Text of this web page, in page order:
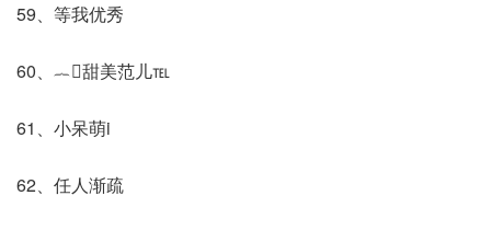
59、等我优秀
60、︷甜美范儿℡
61、小呆萌i
62、任人渐疏